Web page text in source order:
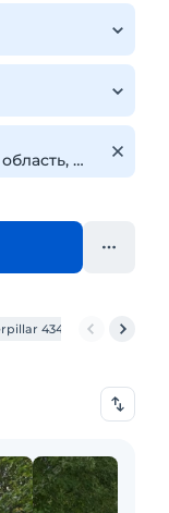
434E Caterpillar